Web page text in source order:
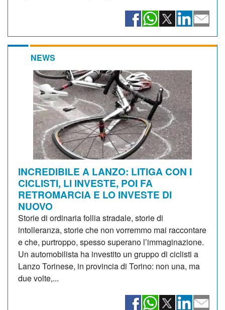
NEWS
INCREDIBILE A LANZO: LITIGA CON I
CICLISTI, LI INVESTE, POI FA
RETROMARCIA E LO INVESTE DI
NUOVO
Storie di ordinaria follia stradale, storie di
intolleranza, storie che non vorremmo mai raccontare
e che, purtroppo, spesso superano l’immaginazione.
Un automobilista ha investito un gruppo di ciclisti a
Lanzo Torinese, in provincia di Torino: non una, ma
due volte,...